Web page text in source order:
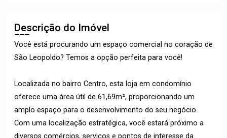
Descrição do Imóvel
Você está procurando um espaço comercial no coração de
São Leopoldo? Temos a opção perfeita para você!
Localizada no bairro Centro, esta loja em condomínio
oferece uma área útil de 61,69m², proporcionando um
amplo espaço para o desenvolvimento do seu negócio.
Com uma localização estratégica, você estará próximo a